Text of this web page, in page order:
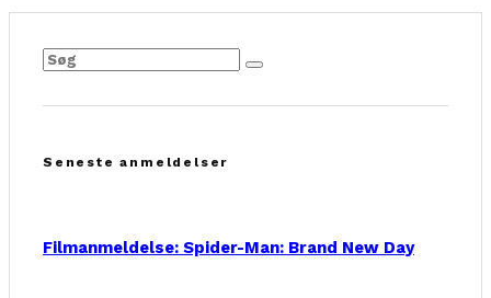
Seneste anmeldelser
Filmanmeldelse: Spider-Man: Brand New Day